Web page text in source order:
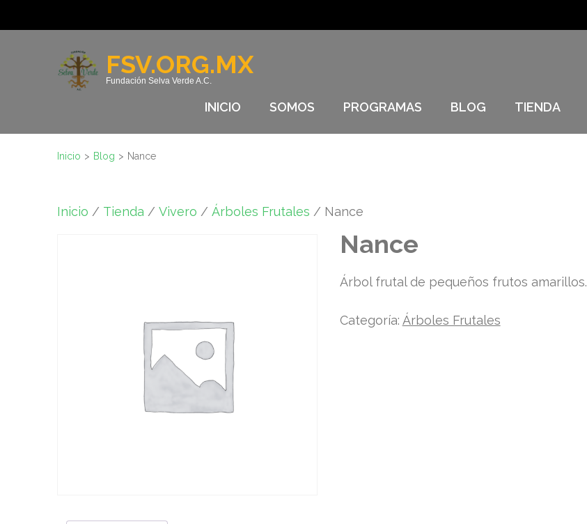
al
FSV.ORG.MX
Fundación Selva Verde A.C.
INICIO SOMOS PROGRAMAS BLOG TIENDA
Inicio > Blog > Nance
Inicio / Tienda / Vivero / Árboles Frutales / Nance
Nance
Árbol frutal de pequeños frutos amarillos.
Categoría: Árboles Frutales